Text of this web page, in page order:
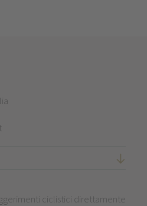
ciclistici direttamente